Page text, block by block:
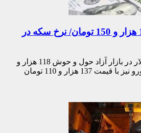
دلار در بازار آزاد 118 هزار و 150 تومان/ نرخ سکه در
سه‌شنبه 11 آذر 1404، دلار در بازار آزاد حول و حوش 118 هزار و
150 تومان مبادله شد. یورو نیز با قیمت 137 هزار و 110 تومان